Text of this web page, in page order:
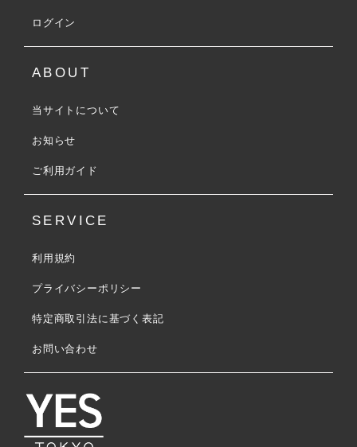
ログイン
ABOUT
当サイトについて
お知らせ
ご利用ガイド
SERVICE
利用規約
プライバシーポリシー
特定商取引法に基づく表記
お問い合わせ